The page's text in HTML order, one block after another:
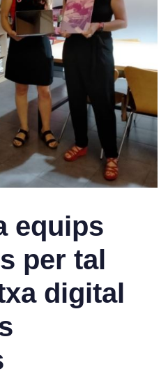
equips
per tal
digital